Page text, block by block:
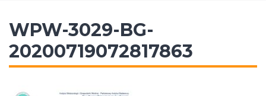
WPW-3029-BG-
20200719072817863